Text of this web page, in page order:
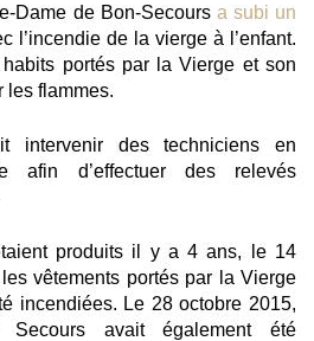
Dame de Bon-Secours a subi un
l’incendie de la vierge à l’enfant.
portés par la Vierge et son
les flammes.
intervenir des techniciens en
afin d’effectuer des relevés
produits il y a 4 ans, le 14
vêtements portés par la Vierge
incendiées. Le 28 octobre 2015,
Secours avait également été